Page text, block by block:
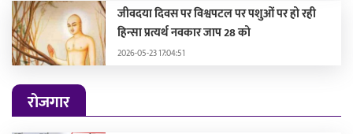
जीवदया दिवस पर विश्वपटल पर पशुओं पर हो रही
हिन्सा प्रत्यर्थ नवकार जाप 28 को
2026-05-23 17:04:51
रोजगार